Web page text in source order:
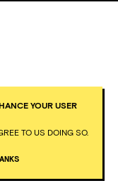
YOUR USER
TO US DOING SO.